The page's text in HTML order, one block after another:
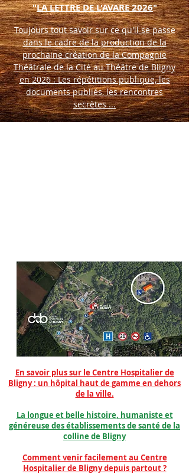
"LA LETTRE DE L'AVARE 2026"
Toujours tout savoir sur ce qu'il se passe
dans le cadre de la production de la
prochaine création de la Compagnie
Théâtrale de la Cité au Théâtre de Bligny
en 2026 : Les répétitions publique, les
documents publiés, les rencontres
secrètes ...
En savoir plus sur le Centre Hospitalier de
Bligny : un hôpital haut de gamme en dehors
de la ville.
La longue et belle histoire, humaniste et
généreuse des établissements de santé de la
colline de Bligny
Comment venir facilement au Centre
Hospitalier de Bligny depuis partout ?